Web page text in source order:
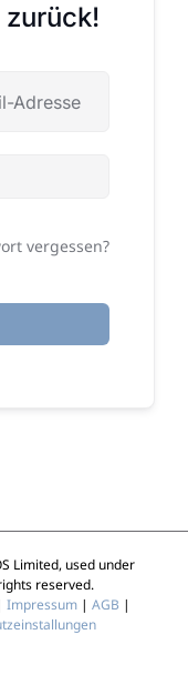
zurück!
vergessen?
Limited, used under
reserved.
Impressum | AGB |